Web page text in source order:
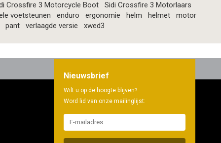
Crossfire 3 Motorcycle Boot
Sidi Crossfire 3 Motorlaars
voetsteunen
enduro ergonomie helm helmet
motor
pant
verlaagde versie xwed3
Nieuwsbrief
Wilt u op de hoogte blijven?
Word lid van onze mailinglijst: